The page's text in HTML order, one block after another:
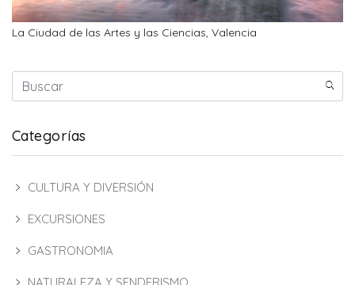
La Ciudad de las Artes y las Ciencias, Valencia
Categorías
CULTURA Y DIVERSIÓN
EXCURSIONES
GASTRONOMIA